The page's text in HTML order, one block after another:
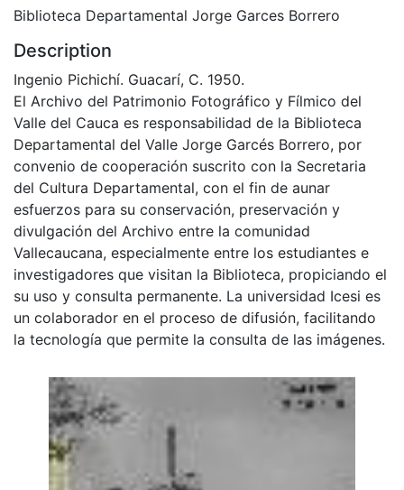
Biblioteca Departamental Jorge Garces Borrero
Description
Ingenio Pichichí. Guacarí, C. 1950.
El Archivo del Patrimonio Fotográfico y Fílmico del
Valle del Cauca es responsabilidad de la Biblioteca
Departamental del Valle Jorge Garcés Borrero, por
convenio de cooperación suscrito con la Secretaria
del Cultura Departamental, con el fin de aunar
esfuerzos para su conservación, preservación y
divulgación del Archivo entre la comunidad
Vallecaucana, especialmente entre los estudiantes e
investigadores que visitan la Biblioteca, propiciando el
su uso y consulta permanente. La universidad Icesi es
un colaborador en el proceso de difusión, facilitando
la tecnología que permite la consulta de las imágenes.